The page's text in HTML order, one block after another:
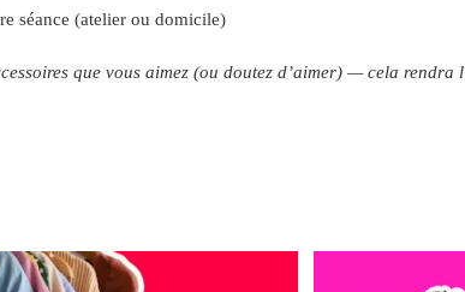
séance (atelier ou domicile)
que vous aimez (ou doutez d’aimer) — cela rendra